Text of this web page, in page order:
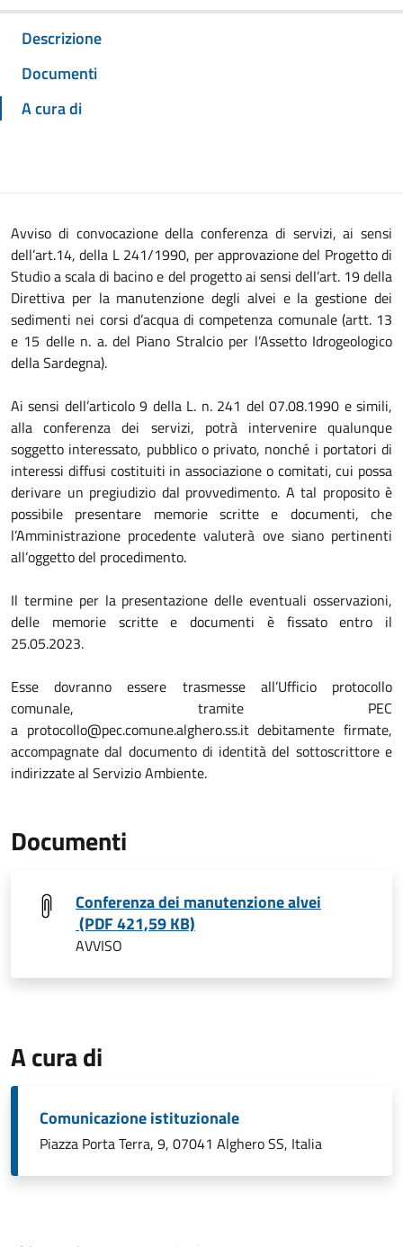
Descrizione
Documenti
A cura di
Avviso di convocazione della conferenza di servizi, ai sensi
dell’art.14, della L 241/1990, per approvazione del Progetto di
Studio a scala di bacino e del progetto ai sensi dell’art. 19 della
Direttiva per la manutenzione degli alvei e la gestione dei
sedimenti nei corsi d’acqua di competenza comunale (artt. 13
e 15 delle n. a. del Piano Stralcio per l’Assetto Idrogeologico
della Sardegna).
Ai sensi dell’articolo 9 della L. n. 241 del 07.08.1990 e simili,
alla conferenza dei servizi, potrà intervenire qualunque
soggetto interessato, pubblico o privato, nonché i portatori di
interessi diffusi costituiti in associazione o comitati, cui possa
derivare un pregiudizio dal provvedimento. A tal proposito è
possibile presentare memorie scritte e documenti, che
l’Amministrazione procedente valuterà ove siano pertinenti
all’oggetto del procedimento.
Il termine per la presentazione delle eventuali osservazioni,
delle memorie scritte e documenti è fissato entro il
25.05.2023.
Esse dovranno essere trasmesse all’Ufficio protocollo
comunale, tramite PEC
a protocollo@pec.comune.alghero.ss.itdebitamente firmate,
accompagnate dal documento di identità del sottoscrittore e
indirizzate al Servizio Ambiente.
Documenti
Conferenza dei manutenzione alvei
(PDF 421,59 KB)
AVVISO
A cura di
Comunicazione istituzionale
Piazza Porta Terra, 9, 07041 Alghero SS, Italia